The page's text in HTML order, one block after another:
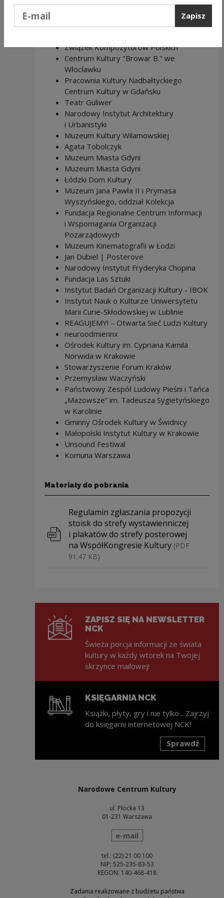
STREFA POSTEROWA
Związek Kompozytorów Polskich
Centrum Kultury "Browar B." we
Włocławku
Pracownia Kultury Nadbałtyckiego
Centrum Kultury w Gdańsku
Teatr Guliwer
Narodowy Instytut Architektury
i Urbanistyki
Muzeum Kultury Wilamowskiej
Agata Tobolczyk
Muzeum Miasta Gdyni
Muzeum Miasta Gdyni
Łódzki Dom Kultury
Muzeum Jana Pawła II i Prymasa
Wyszyńskiego, oddział Kolekcja
Fundacja Regionalne Centrum Informacji
i Wspomagania Organizacji
Pozarządowych
Muzeum Kinematografii w Łodzi
Jan Dubiel | Posterove
Narodowy Instytut Fryderyka Chopina
Fundacja Las Sztuki
Instytut Badań Organizacji Kultury - IBOK
Instytut Nauk o Kulturze Uniwersytetu
Marii Curie-Skłodowskiej w Lublinie
REAGUJEMY! – Otwarta Sieć Ludzi Kultury
neuroodmiennx
Ośrodek Kultury im. Cypriana Kamila
Norwida w Krakowie
Stowarzyszenie Forum Kraków
Przemysław Waczyński
Państwowy Zespół Ludowy Pieśni i Tańca
„Mazowsze” im. Tadeusza Sygietyńskiego
w Karolinie
Gminny Ośrodek Kultury w Świdnicy
Małopolski Instytut Kultury w Krakowie
Unsound Festiwal
Komuna Warszawa
Materiały do pobrania
Pobierz plik
Regulamin zgłaszania propozycji
stoisk do strefy wystawienniczej
i plakatów do strefy posterowej
na WspółKongresie Kultury (PDF
91.47 KB)
ZAPISZ SIĘ NA NEWSLETTER
NCK
Świeża porcja informacji ze świata
kultury w każdy wtorek na Twojej
skrzynce mailowej!
KSIĘGARNIA NCK
Książki, płyty, gry i nie tylko... Zajrzyj
do księgarni internetowej NCK!
Sprawdź
Narodowe Centrum Kultury
ul. Płocka 13
01-231 Warszawa
wyślij wiadomość
e-mail
tel.: (22) 21 00 100
NIP: 525-235-83-53
REGON: 140-468-418
Zadania realizowane z budżetu państwa
Zapisz